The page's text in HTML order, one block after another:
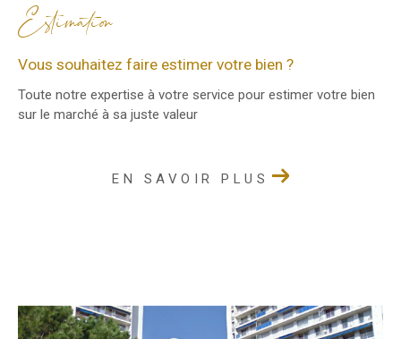
Estimation
Vous souhaitez faire estimer votre bien ?
Toute notre expertise à votre service pour estimer votre bien
sur le marché à sa juste valeur
EN SAVOIR PLUS